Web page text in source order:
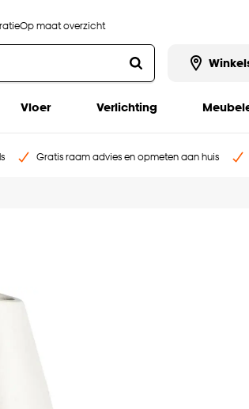
Op maat overzicht
Vloer Verlichting
Gratis raam advies en opmeten aan huis